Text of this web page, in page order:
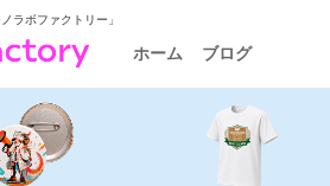
ラボファクトリー」
ホーム ブログ